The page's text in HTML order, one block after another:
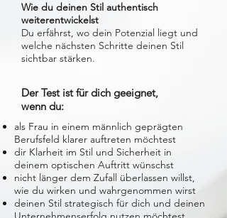
Wie du deinen Stil authentisch
weiterentwickelst
Du erfährst, wo dein Potenzial liegt und
welche nächsten Schritte deinen Stil
sichtbar stärken.
Der Test ist für dich geeignet,
wenn du:
als Frau in einem männlich geprägten
Berufsfeld klarer auftreten möchtest
dir Klarheit im Stil und Sicherheit in
deinem optischen Auftritt wünschst
nicht länger dem Zufall überlassen willst,
wie du wirken und wahrgenommen wirst
deinen Stil strategisch für dich und deinen